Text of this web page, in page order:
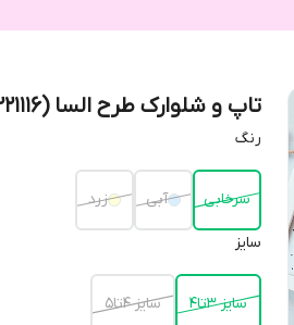
تاپ و شلوارک طرح السا (221116)
رنگ
سرخابی آبی زرد
سایز
سایز 3تا4 سایز 4تا5